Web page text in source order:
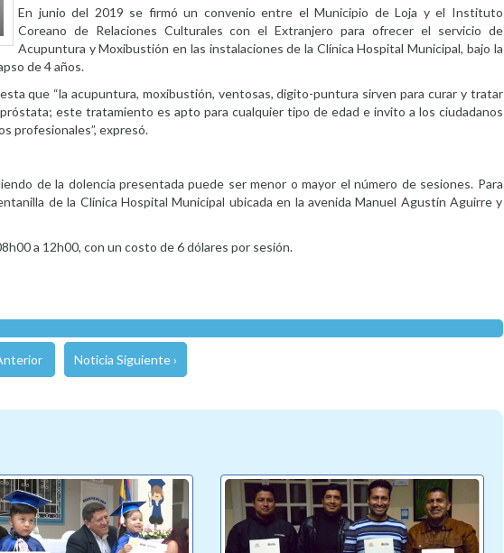
En junio del 2019 se firmó un convenio entre el Municipio de Loja y el Instituto
Coreano de Relaciones Culturales con el Extranjero para ofrecer el servicio de
Acupuntura y Moxibustión en las instalaciones de la Clínica Hospital Municipal, bajo la
de 4 años.
que “la acupuntura, moxibustión, ventosas, digito-puntura sirven para curar y tratar
este tratamiento es apto para cualquier tipo de edad e invito a los ciudadanos
profesionales”, expresó.
de la dolencia presentada puede ser menor o mayor el número de sesiones. Para
de la Clínica Hospital Municipal ubicada en la avenida Manuel Agustín Aguirre y
a 12h00, con un costo de 6 dólares por sesión.
Noticia Siguiente ›